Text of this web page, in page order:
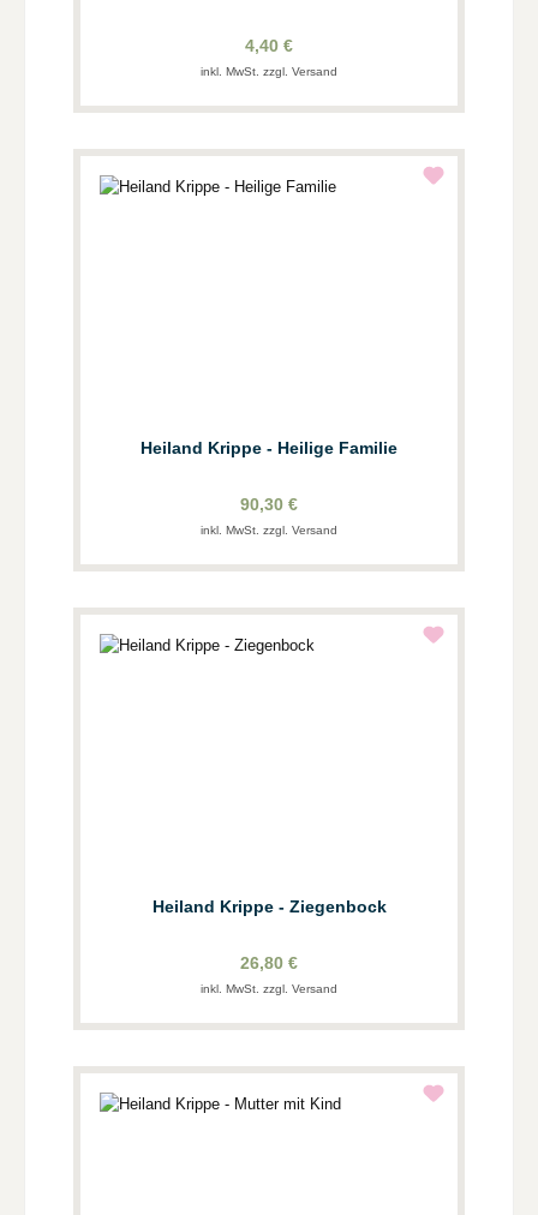
4,40 €
inkl. MwSt. zzgl. Versand
Heiland Krippe - Heilige Familie
90,30 €
inkl. MwSt. zzgl. Versand
Heiland Krippe - Ziegenbock
26,80 €
inkl. MwSt. zzgl. Versand